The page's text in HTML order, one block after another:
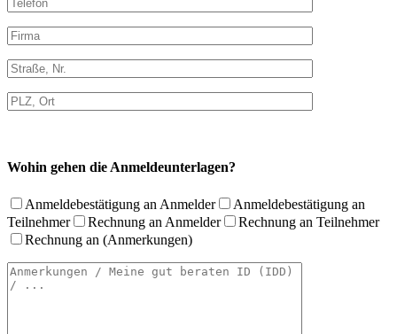
Wohin gehen die Anmeldeunterlagen?
Anmeldebestätigung an Anmelder
Anmeldebestätigung an
Teilnehmer
Rechnung an Anmelder
Rechnung an Teilnehmer
Rechnung an (Anmerkungen)